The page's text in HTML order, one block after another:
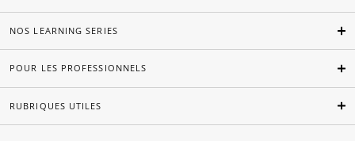
NOS LEARNING SERIES
POUR LES PROFESSIONNELS
RUBRIQUES UTILES